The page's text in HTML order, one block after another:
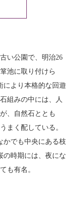
い公園で、明治26
池に取り付けら
により本格的な回遊
組みの中には、人
、自然石ととも
まく配している。
かでも中央にある枝
の時期には、夜にな
も有名。